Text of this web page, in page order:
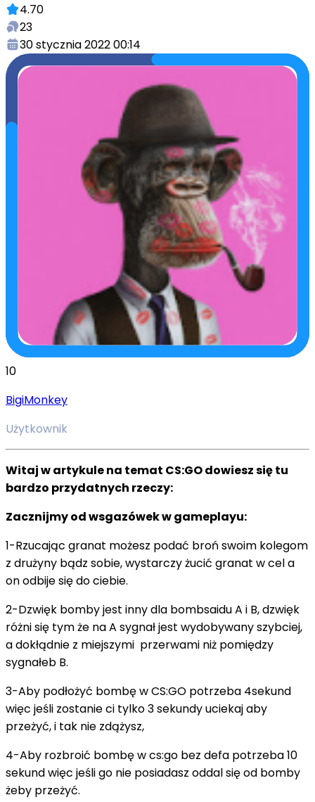
4.70
23
30 stycznia 2022 00:14
10
BigiMonkey
Użytkownik
Witaj w artykule na temat CS:GO dowiesz się tu
bardzo przydatnych rzeczy:
Zacznijmy od wsgazówek w gameplayu:
1-Rzucając granat możesz podać broń swoim kolegom
z drużyny bądz sobie, wystarczy żucić granat w cel a
on odbije się do ciebie.
2-Dzwięk bomby jest inny dla bombsaidu A i B, dzwięk
różni się tym że na A sygnał jest wydobywany szybciej,
a dokłądnie z miejszymi przerwami niż pomiędzy
sygnałeb B.
3-Aby podłożyć bombę w CS:GO potrzeba 4sekund
więc jeśli zostanie ci tylko 3 sekundy uciekaj aby
przeżyć, i tak nie zdążysz,
4-Aby rozbroić bombę w cs:go bez defa potrzeba 10
sekund więc jeśli go nie posiadasz oddal się od bomby
żeby przeżyć.